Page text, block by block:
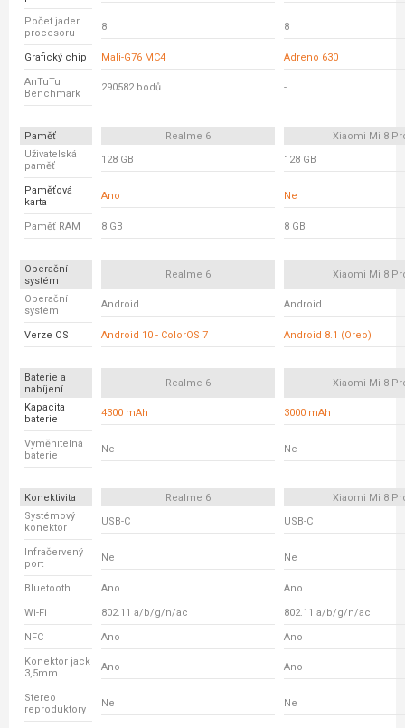
Počet jader
procesoru
8 8
Grafický chip Mali-G76 MC4 Adreno 630
AnTuTu
Benchmark
290582 bodů -
Paměť Realme 6
Xiaomi Mi 8
Uživatelská
paměť
128 GB 128 GB
Paměťová
karta
Ano Ne
Paměť RAM 8 GB 8 GB
Operační
systém
Realme 6 Xiaomi Mi 8
Operační
systém
Android Android
Verze OS Android 10 - ColorOS 7 Android 8.1 (Oreo)
Baterie a
nabíjení
Realme 6 Xiaomi Mi 8
Kapacita
baterie
4300 mAh 3000 mAh
Vyměnitelná
baterie
Ne Ne
Konektivita Realme 6
Xiaomi Mi 8
Systémový
konektor
USB-C USB-C
Infračervený
port
Ne Ne
Bluetooth Ano Ano
Wi-Fi 802.11 a/b/g/n/ac 802.11 a/b/g/n/ac
NFC Ano Ano
Konektor jack
3,5mm
Ano Ano
Stereo
reproduktory
Ne Ne